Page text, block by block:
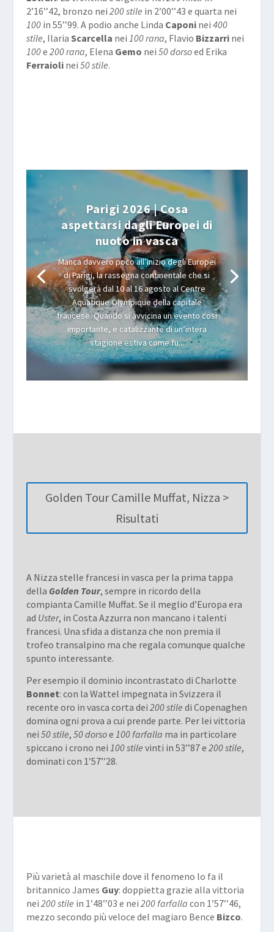
2’16’’42, bronzo nei 200 stile in 2’00’’43 e quarta nei
100in 55’’99. A podio anche Linda Caponinei 400
stile, Ilaria Scarcella nei 100 rana, Flavio Bizzarrinei
100e 200 rana, Elena Gemo nei 50 dorsoed Erika
Ferraiolinei 50 stile.
Parigi 2026 | Cosa
aspettarsi dagli Europei di
nuoto in vasca
Manca davvero poco all’inizio degli Europei
di Parigi, la rassegna continentale che si
svolgerà dal 10 al 16 agosto al Centre
Aquatique Olympique della capitale
francese. Quando si avvicina un evento così
importante, e catalizzante di un’intera
stagione estiva come fu...
Golden Tour Camille Muffat, Nizza >
Risultati
A Nizza stelle francesi in vasca per la prima tappa
della Golden Tour, sempre in ricordo della
compianta Camille Muffat. Se il meglio d’Europa era
ad Uster, in Costa Azzurra non mancano i talenti
francesi. Una sfida a distanza che non premia il
trofeo transalpino ma che regala comunque qualche
spunto interessante.
Per esempio il dominio incontrastato di Charlotte
Bonnet: con la Wattel impegnata in Svizzera il
recente oro in vasca corta dei 200 stile di Copenaghen
domina ogni prova a cui prende parte. Per lei vittoria
nei 50 stile, 50 dorsoe 100 farfalla ma in particolare
spiccano i crono nei 100 stile vinti in 53’’87 e 200 stile,
dominati con 1’57’’28.
Più varietà al maschile dove il fenomeno lo fa il
britannico James Guy: doppietta grazie alla vittoria
nei 200 stile in 1’48’’03 e nei 200 farfalla con 1’57’’46,
mezzo secondo più veloce del magiaro Bence Bizco.